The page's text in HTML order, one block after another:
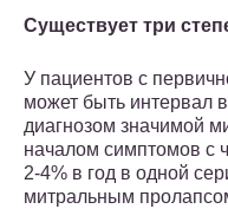
Существует три
У пациентов с
может быть интервал
диагнозом значимой
началом симптомов с
2-4% в год в одной
митральным